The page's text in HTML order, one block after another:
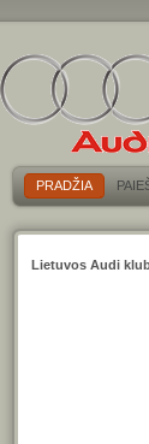
PRADŽIA
Lietuvos Audi